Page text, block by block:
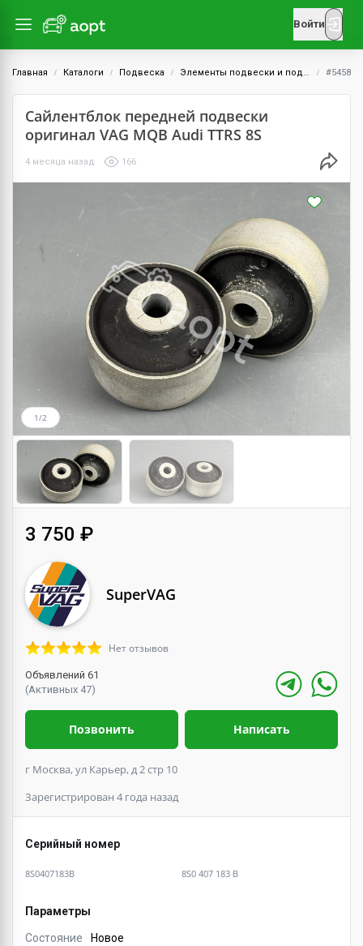
Войти
Главная Каталоги Подвеска Элементы подвески и подрамник #5458
Сайлентблок передней подвески
оригинал VAG MQB Audi TTRS 8S
4 месяца назад 166
1/2
3 750 ₽
SuperVAG
Нет отзывов
Объявлений 61
(Активных 47)
Позвонить Написать
г Москва, ул Карьер, д 2 стр 10
Зарегистрирован 4 года назад
Серийный номер
8S0407183B 8S0 407 183 B
Параметры
Состояние
Новое